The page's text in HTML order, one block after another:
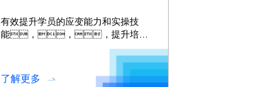
有效提升学员的应变能力和实操技
能，，，提升培训
效果，，，突破时
空限制，，，降低
培训成本。。
了解更多